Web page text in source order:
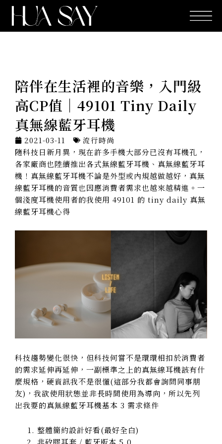
陪伴在生活裡的音樂，入門級
高CP值｜49101 Tiny Daily
真無線藍牙耳機
2021-03-11
流行時尚
隨科技日新月異，現在許多手機大部分已沒有耳機孔，
各家廠商也陸續推出各式無線藍牙耳機、真無線藍牙耳
機！真無線藍牙耳機不論是外型或內規越做越好，真無
線藍牙耳機的音質也因應消費者需求也越來越精進。一
個淺度耳機使用者的我使用 49101 的 tiny daily 真無
線藍牙耳機心得
科技趨勢變化很快，但科技何嘗不是環環相扣於消費者
的需求延伸再延伸，一副標準之上的真無線耳機該有什
麼規格，硬資訊我不是很懂(這部分我都會詢問同事朋
友)，我欲使用狀態並非長時間使用為導向，所以先列
出我要的真無線藍牙耳機基本 3 需求條件
整體簡約設計好看(最好全白)
非矽膠耳套 / 藍牙版本 5.0